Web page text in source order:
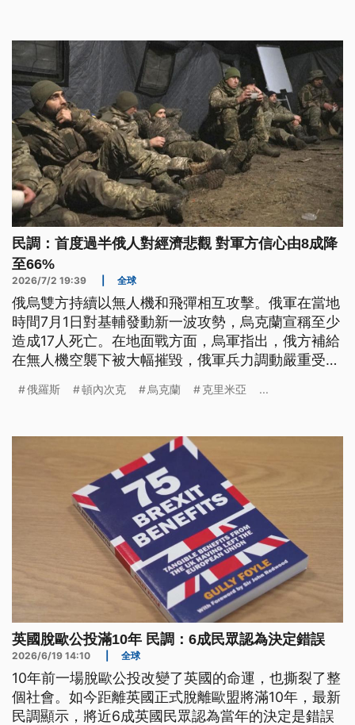
是開國元老看到如今兩黨惡鬥、政治對立加劇，以及
通膨與金權政治等問題，恐怕會感到失望。而過去深
植人心、相信只要努力就能翻轉人生的「美國夢」，
也正面臨前所未有的考驗。
民調：首度過半俄人對經濟悲觀 對軍方信心由8成降
至66%
2026/7/2 19:39 全球
俄烏雙方持續以無人機和飛彈相互攻擊。俄軍在當地
時間7月1日對基輔發動新一波攻勢，烏克蘭宣稱至少
造成17人死亡。在地面戰方面，烏軍指出，俄方補給
在無人機空襲下被大幅摧毀，俄軍兵力調動嚴重受
新數據顯示，首度有過半俄羅斯人對經濟前景表示悲
俄羅斯 頓內次克 烏克蘭 克里米亞 ...
英國脫歐公投滿10年 民調：6成民眾認為決定錯誤
2026/6/19 14:10 全球
10年前一場脫歐公投改變了英國的命運，也撕裂了整
個社會。如今距離英國正式脫離歐盟將滿10年，最新
民調顯示，將近6成英國民眾認為當年的決定是錯誤